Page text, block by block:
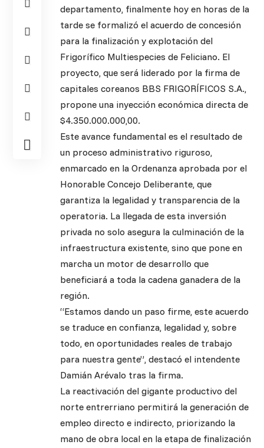
departamento, finalmente hoy en horas de la
tarde se formalizó el acuerdo de concesión
para la finalización y explotación del
Frigorífico Multiespecies de Feliciano. El
proyecto, que será liderado por la firma de
capitales coreanos BBS FRIGORÍFICOS S.A.,
propone una inyección económica directa de
$4.350.000.000,00.
Este avance fundamental es el resultado de
un proceso administrativo riguroso,
enmarcado en la Ordenanza aprobada por el
Honorable Concejo Deliberante, que
garantiza la legalidad y transparencia de la
operatoria. La llegada de esta inversión
privada no solo asegura la culminación de la
infraestructura existente, sino que pone en
marcha un motor de desarrollo que
beneficiará a toda la cadena ganadera de la
región.
“Estamos dando un paso firme, este acuerdo
se traduce en confianza, legalidad y, sobre
todo, en oportunidades reales de trabajo
para nuestra gente”, destacó el intendente
Damián Arévalo tras la firma.
La reactivación del gigante productivo del
norte entrerriano permitirá la generación de
empleo directo e indirecto, priorizando la
mano de obra local en la etapa de finalización